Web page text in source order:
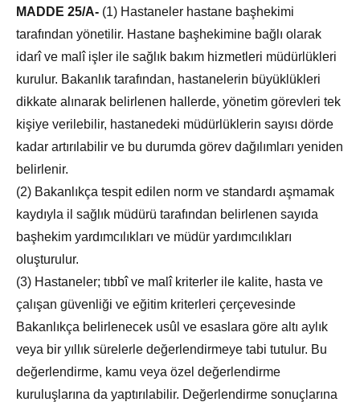
MADDE 25/A- (1) Hastaneler hastane başhekimi
tarafından yönetilir. Hastane başhekimine bağlı olarak
idarî ve malî işler ile sağlık bakım hizmetleri müdürlükleri
kurulur. Bakanlık tarafından, hastanelerin büyüklükleri
dikkate alınarak belirlenen hallerde, yönetim görevleri tek
kişiye verilebilir, hastanedeki müdürlüklerin sayısı dörde
kadar artırılabilir ve bu durumda görev dağılımları yeniden
belirlenir.
(2) Bakanlıkça tespit edilen norm ve standardı aşmamak
kaydıyla il sağlık müdürü tarafından belirlenen sayıda
başhekim yardımcılıkları ve müdür yardımcılıkları
oluşturulur.
(3) Hastaneler; tıbbî ve malî kriterler ile kalite, hasta ve
çalışan güvenliği ve eğitim kriterleri çerçevesinde
Bakanlıkça belirlenecek usûl ve esaslara göre altı aylık
veya bir yıllık sürelerle değerlendirmeye tabi tutulur. Bu
değerlendirme, kamu veya özel değerlendirme
kuruluşlarına da yaptırılabilir. Değerlendirme sonuçlarına